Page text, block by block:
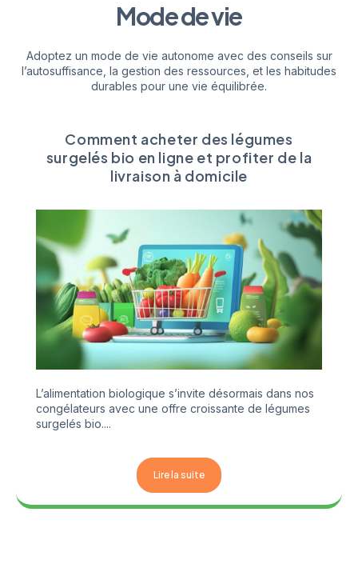
Mode de vie
Adoptez un mode de vie autonome avec des conseils sur
l’autosuffisance, la gestion des ressources, et les habitudes
durables pour une vie équilibrée.
Comment acheter des légumes
surgelés bio en ligne et profiter de la
livraison à domicile
L’alimentation biologique s’invite désormais dans nos
congélateurs avec une offre croissante de légumes
surgelés bio....
Lire la suite